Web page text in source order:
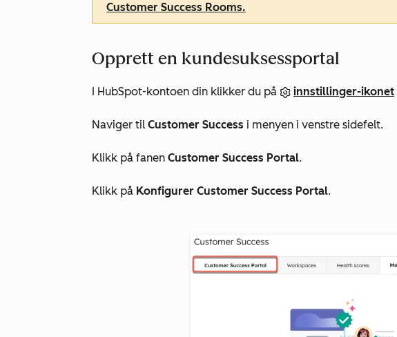
Customer Success Rooms.
Opprett en kundesuksessportal
I HubSpot-kontoen din klikker du på innstillinger-ikonet
Naviger til Customer Success i menyen i venstre sidefelt.
Klikk på fanen Customer Success Portal.
Klikk på Konfigurer Customer Success Portal.